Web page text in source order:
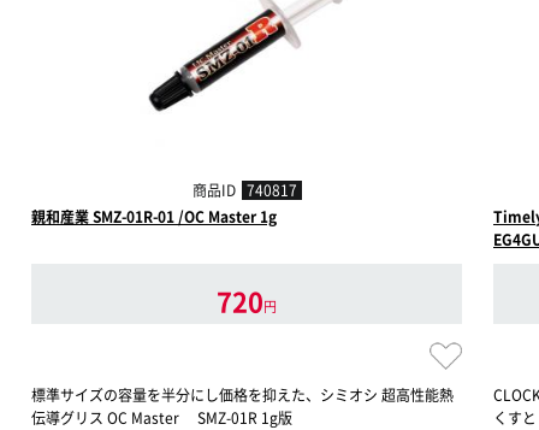
商品ID 740817
親和産業 SMZ-01R-01 /OC Master 1g
720円
標準サイズの容量を半分にし価格を抑えた、シミオシ 超高性能熱
伝導グリス OC Master SMZ-01R 1g版
くす